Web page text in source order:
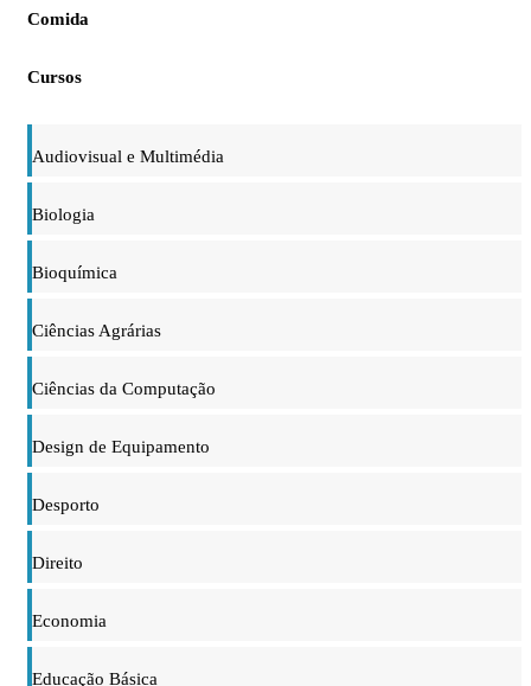
Comida
Cursos
Audiovisual e Multimédia
Biologia
Bioquímica
Ciências Agrárias
Ciências da Computação
Design de Equipamento
Desporto
Direito
Economia
Educação Básica